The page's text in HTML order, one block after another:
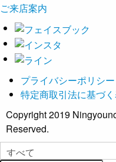
ご来店案内
プライバシーポリシー
特定商取引法に基づ
Copyright 2019
Reserved.